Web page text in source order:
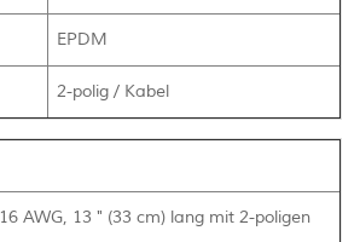
EPDM
2-polig / Kabel
16 AWG, 13 " (33 cm) lang mit 2-poligen